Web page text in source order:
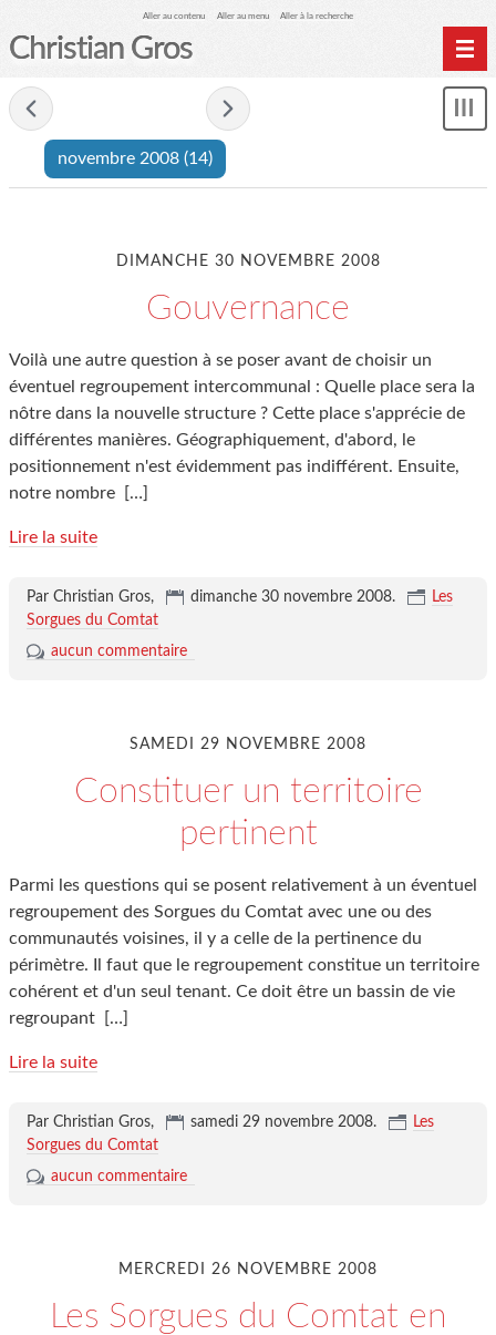
Aller au contenu Aller au menu Aller à la recherche
Christian Gros
novembre 2008 (14)
DIMANCHE 30 NOVEMBRE 2008
Gouvernance
Voilà une autre question à se poser avant de choisir un
éventuel regroupement intercommunal : Quelle place sera la
nôtre dans la nouvelle structure ? Cette place s'apprécie de
différentes manières. Géographiquement, d'abord, le
positionnement n'est évidemment pas indifférent. Ensuite,
notre nombre
[…]
Lire la suite
Par Christian Gros, dimanche 30 novembre 2008.
Les
Sorgues du Comtat
aucun commentaire
SAMEDI 29 NOVEMBRE 2008
Constituer un territoire
pertinent
Parmi les questions qui se posent relativement à un éventuel
regroupement des Sorgues du Comtat avec une ou des
communautés voisines, il y a celle de la pertinence du
périmètre. Il faut que le regroupement constitue un territoire
cohérent et d'un seul tenant. Ce doit être un bassin de vie
regroupant
[…]
Lire la suite
Par Christian Gros, samedi 29 novembre 2008.
Les
Sorgues du Comtat
aucun commentaire
MERCREDI 26 NOVEMBRE 2008
Les Sorgues du Comtat en